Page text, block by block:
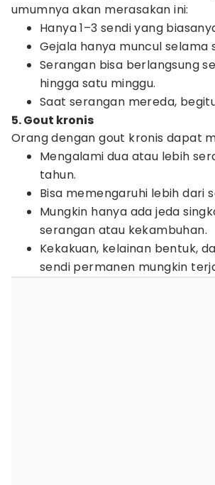
umumnya akan merasakan ini:
Hanya 1–3 sendi yang
Gejala hanya muncul selama
Serangan bisa berlangsung
hingga satu minggu.
Saat serangan mereda,
5. Gout kronis
Orang dengan gout kronis dapat
Mengalami dua atau lebih
tahun.
Bisa memengaruhi lebih dari
Mungkin hanya ada jeda
serangan atau kekambuhan.
Kekakuan, kelainan bentuk,
sendi permanen mungkin